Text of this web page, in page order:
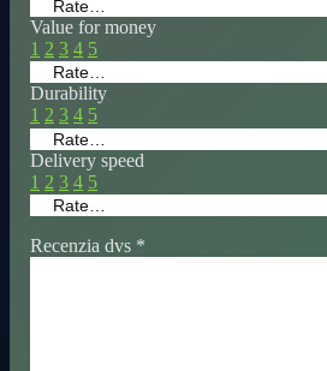
Value for money
1 2 3 4 5
Durability
1 2 3 4 5
Delivery speed
1 2 3 4 5
Recenzia dvs *